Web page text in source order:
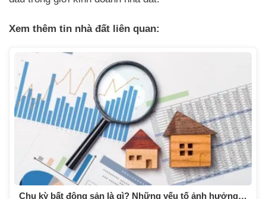
Xem thêm tin nhà đất liên quan:
Chu kỳ bất động sản là gì? Những yếu tố ảnh hưởng…